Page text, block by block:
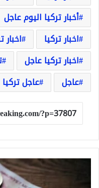
أخبار تركيا اليوم عاجل
اخبار تركيا
اخبار
اخبار تركيا عاجل
عاجل
عاجل تركيا